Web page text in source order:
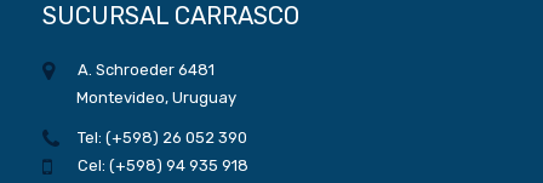
SUCURSAL CARRASCO
A. Schroeder 6481
Montevideo, Uruguay
Tel: (+598) 26 052 390
Cel: (+598) 94 935 918